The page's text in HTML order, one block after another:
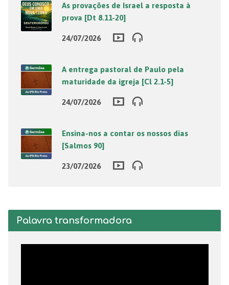
As provações de Israel a resposta à
prova [Dt 8.11-20]
24/07/2026
A entrega pastoral de Paulo pela
maturidade da igreja [Cl 2.1-5]
24/07/2026
Ensina-nos a contar os nossos dias
[Salmos 90]
23/07/2026
Palavra transformadora